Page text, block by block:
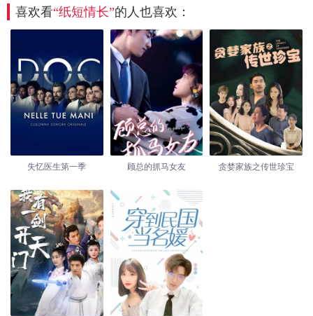
喜欢看“纸短情长”的人也喜欢：
失忆医生第一季 顾总的抓马女友 贪婪家族之传世珍宝